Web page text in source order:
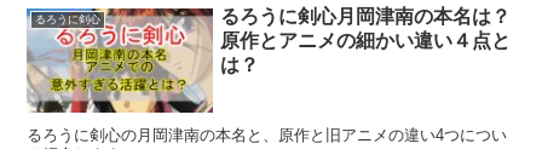
るろうに剣心
るろうに剣心月岡津南の本名は？
原作とアニメの細かい違い４点と
は？
るろうに剣心の月岡津南の本名と、原作と旧アニメの違い4つについ